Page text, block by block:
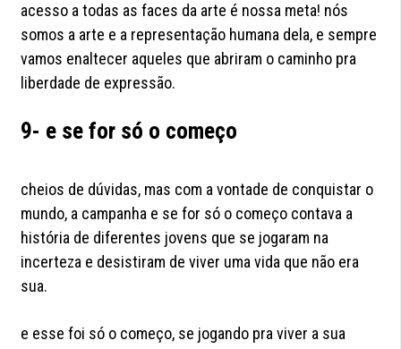
acesso a todas as faces da arte é nossa meta! nós
somos a arte e a representação humana dela, e sempre
vamos enaltecer aqueles que abriram o caminho pra
liberdade de expressão.
9- e se for só o começo
cheios de dúvidas, mas com a vontade de conquistar o
mundo, a campanha e se for só o começo contava a
história de diferentes jovens que se jogaram na
incerteza e desistiram de viver uma vida que não era
sua.
e esse foi só o começo, se jogando pra viver a sua